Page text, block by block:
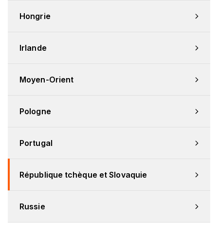
Hongrie
Irlande
Moyen-Orient
Pologne
Portugal
République tchèque et Slovaquie
Russie